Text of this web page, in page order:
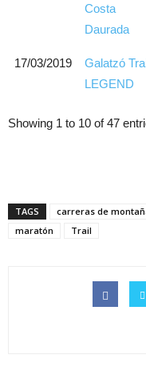
Costa
Daurada
17/03/2019
Galatzó
LEGEND
Showing 1 to 10 of 47
TAGS carreras de
maratón
Trail